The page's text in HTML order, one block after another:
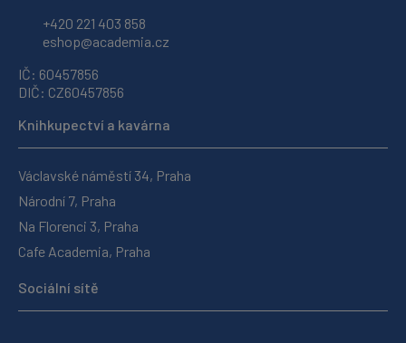
+420 221 403 858
eshop@academia.cz
IČ: 60457856
DIČ: CZ60457856
Knihkupectví a kavárna
Václavské náměstí 34, Praha
Národní 7, Praha
Na Florenci 3, Praha
Cafe Academia, Praha
Sociální sítě